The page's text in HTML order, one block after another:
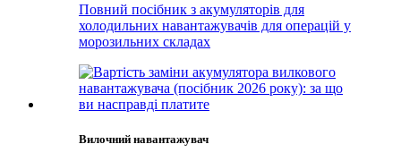
Повний посібник з акумуляторів для
холодильних навантажувачів для операцій у
морозильних складах
Вилочний навантажувач